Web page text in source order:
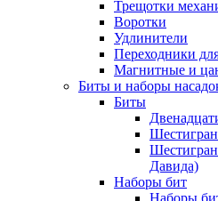
Трещотки
Воротки
Удлинители
Переходники
Магнитные и
Биты и наборы
Биты
Давида)
Наборы бит
Наборы